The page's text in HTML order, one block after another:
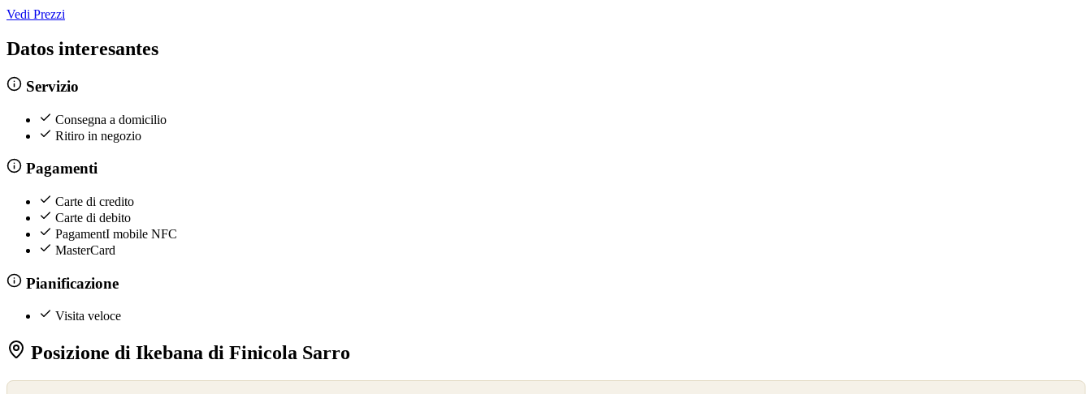
Vedi Prezzi
Datos interesantes
Servizio
Consegna a domicilio
Ritiro in negozio
Pagamenti
Carte di credito
Carte di debito
PagamentI mobile NFC
MasterCard
Pianificazione
Visita veloce
Posizione di Ikebana di Finicola Sarro